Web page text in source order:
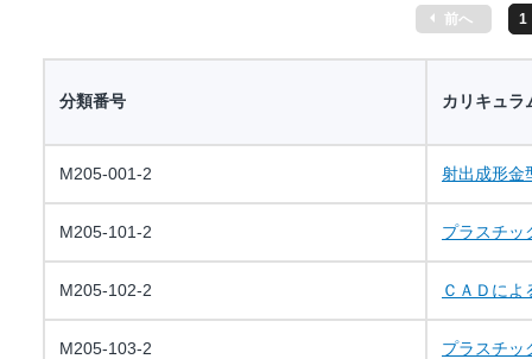
前へ 1
分類番号 カリキュラ
M205-001-2 射出成形金
M205-101-2 プラスチッ
M205-102-2 ＣＡＤに
M205-103-2 プラスチッ